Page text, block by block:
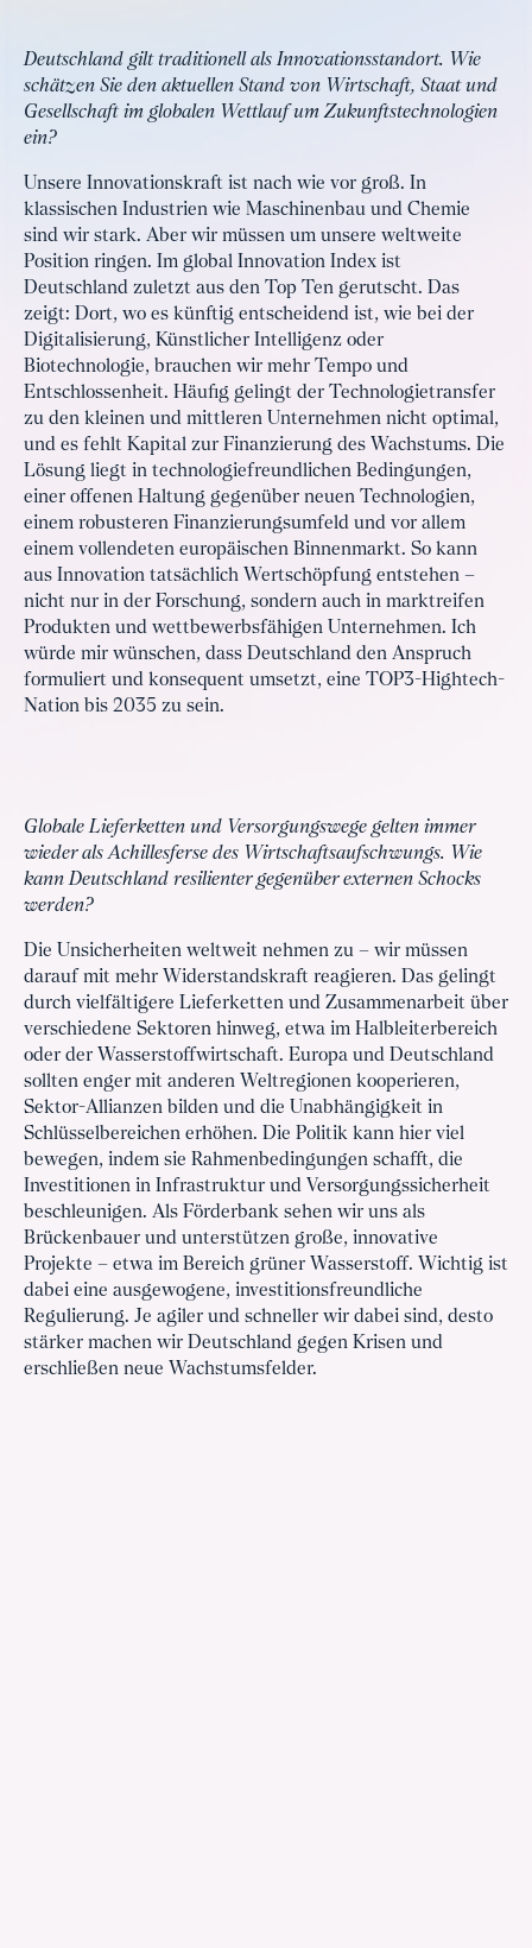
Deutschland gilt traditionell als Innovationsstandort. Wie
schätzen Sie den aktuellen Stand von Wirtschaft, Staat und
Gesellschaft im globalen Wettlauf um Zukunftstechnologien
ein?
Unsere Innovationskraft ist nach wie vor groß. In
klassischen Industrien wie Maschinenbau und Chemie
sind wir stark. Aber wir müssen um unsere weltweite
Position ringen. Im global Innovation Index ist
Deutschland zuletzt aus den Top Ten gerutscht. Das
zeigt: Dort, wo es künftig entscheidend ist, wie bei der
Digitalisierung, Künstlicher Intelligenz oder
Biotechnologie, brauchen wir mehr Tempo und
Entschlossenheit. Häufig gelingt der Technologietransfer
zu den kleinen und mittleren Unternehmen nicht optimal,
und es fehlt Kapital zur Finanzierung des Wachstums. Die
Lösung liegt in technologiefreundlichen Bedingungen,
einer offenen Haltung gegenüber neuen Technologien,
einem robusteren Finanzierungsumfeld und vor allem
einem vollendeten europäischen Binnenmarkt. So kann
aus Innovation tatsächlich Wertschöpfung entstehen –
nicht nur in der Forschung, sondern auch in marktreifen
Produkten und wettbewerbsfähigen Unternehmen. Ich
würde mir wünschen, dass Deutschland den Anspruch
formuliert und konsequent umsetzt, eine TOP3-Hightech-
Nation bis 2035 zu sein.
Globale Lieferketten und Versorgungswege gelten immer
wieder als Achillesferse des Wirtschaftsaufschwungs. Wie
kann Deutschland resilienter gegenüber externen Schocks
werden?
Die Unsicherheiten weltweit nehmen zu – wir müssen
darauf mit mehr Widerstandskraft reagieren. Das gelingt
durch vielfältigere Lieferketten und Zusammenarbeit über
verschiedene Sektoren hinweg, etwa im Halbleiterbereich
oder der Wasserstoffwirtschaft. Europa und Deutschland
sollten enger mit anderen Weltregionen kooperieren,
Sektor-Allianzen bilden und die Unabhängigkeit in
Schlüsselbereichen erhöhen. Die Politik kann hier viel
bewegen, indem sie Rahmenbedingungen schafft, die
Investitionen in Infrastruktur und Versorgungssicherheit
beschleunigen. Als Förderbank sehen wir uns als
Brückenbauer und unterstützen große, innovative
Projekte – etwa im Bereich grüner Wasserstoff. Wichtig ist
dabei eine ausgewogene, investitionsfreundliche
Regulierung. Je agiler und schneller wir dabei sind, desto
stärker machen wir Deutschland gegen Krisen und
erschließen neue Wachstumsfelder.